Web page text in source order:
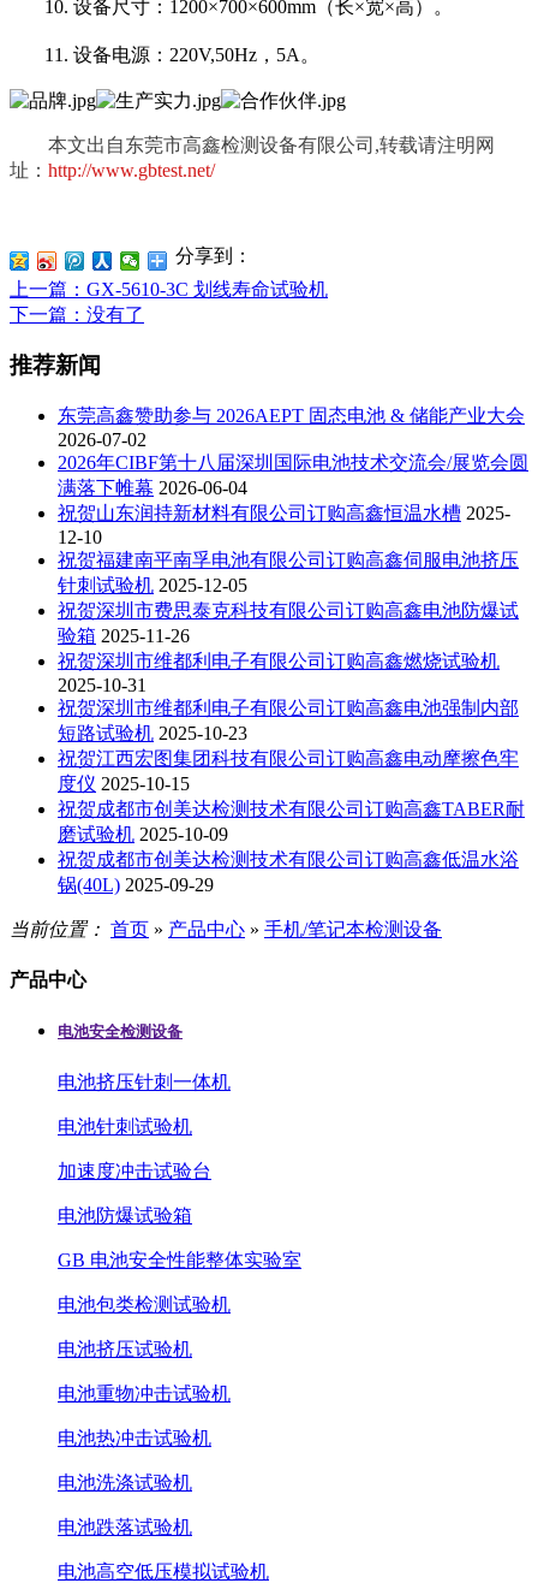
10. 设备尺寸： 1200×700×600mm（长×宽×高）。
11. 设备电源： 220V,50Hz，5A。
本文出自东莞市高鑫检测设备有限公司,转载请注明网
址： http://www.gbtest.net/
分享到：
上一篇 ：GX-5610-3C 划线寿命试验机
下一篇 ：没有了
推荐新闻
东莞高鑫赞助参与 2026AEPT 固态电池 & 储能产业大会
2026-07-02
2026年CIBF第十八届深圳国际电池技术交流会/展览会圆
满落下帷幕 2026-06-04
祝贺山东润持新材料有限公司订购高鑫恒温水槽 2025-
12-10
祝贺福建南平南孚电池有限公司订购高鑫伺服电池挤压
针刺试验机 2025-12-05
祝贺深圳市费思泰克科技有限公司订购高鑫电池防爆试
验箱 2025-11-26
祝贺深圳市维都利电子有限公司订购高鑫燃烧试验机
2025-10-31
祝贺深圳市维都利电子有限公司订购高鑫电池强制内部
短路试验机 2025-10-23
祝贺江西宏图集团科技有限公司订购高鑫电动摩擦色牢
度仪 2025-10-15
祝贺成都市创美达检测技术有限公司订购高鑫TABER耐
磨试验机 2025-10-09
祝贺成都市创美达检测技术有限公司订购高鑫低温水浴
锅(40L) 2025-09-29
当前位置： 首页 » 产品中心 » 手机/笔记本检测设备
产品中心
电池安全检测设备
电池挤压针刺一体机
电池针刺试验机
加速度冲击试验台
电池防爆试验箱
GB 电池安全性能整体实验室
电池包类检测试验机
电池挤压试验机
电池重物冲击试验机
电池热冲击试验机
电池洗涤试验机
电池跌落试验机
电池高空低压模拟试验机